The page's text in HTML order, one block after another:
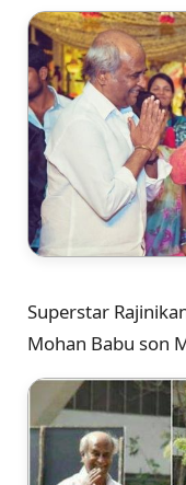
Superstar
Mohan Babu son